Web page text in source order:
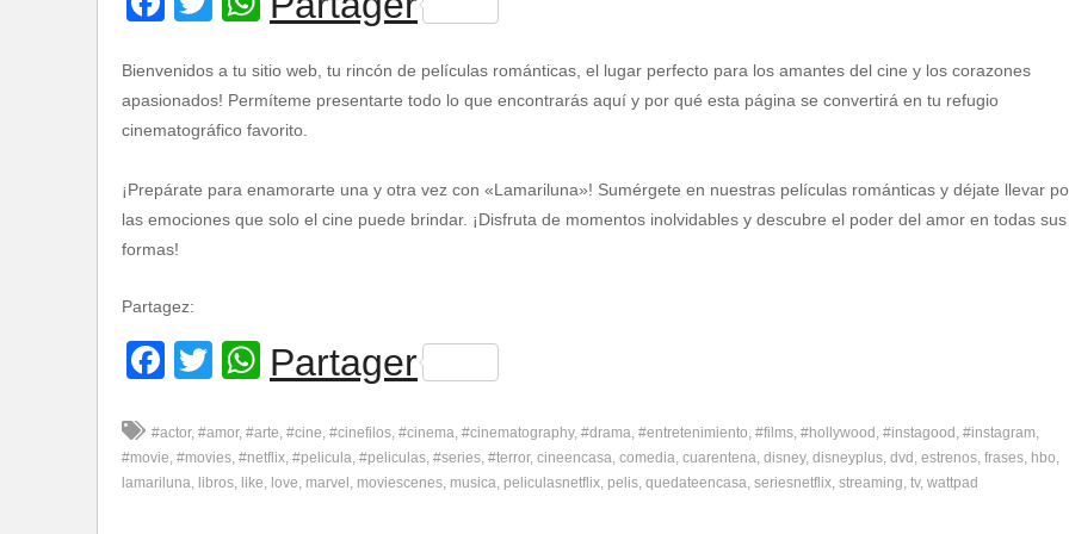
Bienvenidos a tu sitio web, tu rincón de películas románticas, el lugar perfecto para los amantes del cine y los corazones
apasionados! Permíteme presentarte todo lo que encontrarás aquí y por qué esta página se convertirá en tu refugio
cinematográfico favorito.
¡Prepárate para enamorarte una y otra vez con «Lamariluna»! Sumérgete en nuestras películas románticas y déjate llevar
las emociones que solo el cine puede brindar. ¡Disfruta de momentos inolvidables y descubre el poder del amor en todas sus
formas!
Partagez:
Facebook
Twitter
WhatsApp
Partager
#actor #amor #arte #cine #cinefilos #cinema #cinematography #drama #entretenimiento #films #hollywood #instagood #instagram
#movie #movies #netflix #pelicula #peliculas #series #terror cineencasa comedia cuarentena disney disneyplus dvd estrenos frases hbo
lamariluna libros like love marvel moviescenes musica peliculasnetflix pelis quedateencasa seriesnetflix streaming tv wattpad